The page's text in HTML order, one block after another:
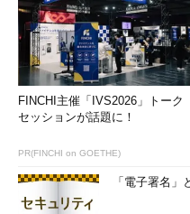
「別のメール アドレスを追加」ウ
アドレスを指定する
（4）差出人の名前を記入する。
（5）差出人のメールアドレスを
チェックを外してオフにす
（7） これをクリックして次へ進む
FINCHI主催「IVS2026」トーク
セッションが話題に！
PR(FINCHI on GOETHE)
「電子署名